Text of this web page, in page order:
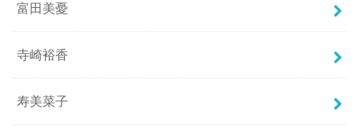
富田美憂
寺崎裕香
寿美菜子